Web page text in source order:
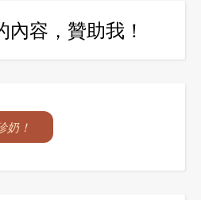
容，贊助我！
奶！